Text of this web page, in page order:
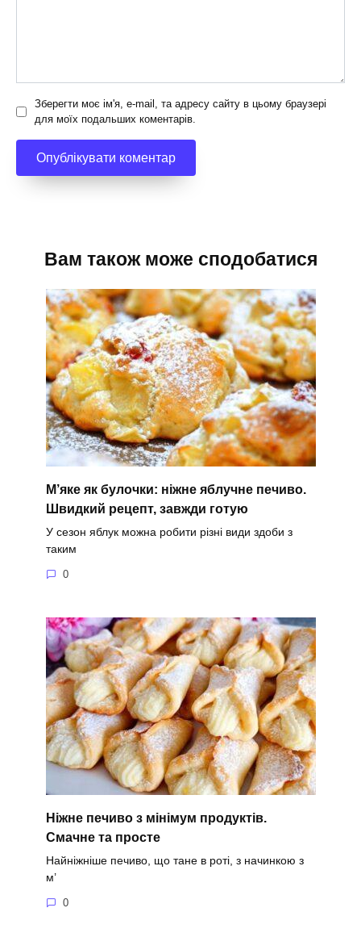
Зберегти моє ім'я, e-mail, та адресу сайту в цьому браузері
для моїх подальших коментарів.
Вам також може сподобатися
М’яке як булочки: ніжне яблучне печиво.
Швидкий рецепт, завжди готую
У сезон яблук можна робити різні види здоби з
таким
0
Ніжне печиво з мінімум продуктів.
Смачне та просте
Найніжніше печиво, що тане в роті, з начинкою з
м’
0